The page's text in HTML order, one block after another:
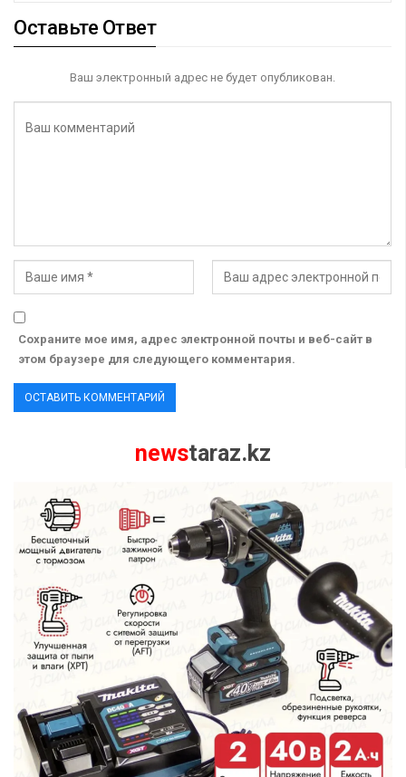
Оставьте Ответ
Ваш электронный адрес не будет опубликован.
Сохраните мое имя, адрес электронной почты и веб-сайт в
этом браузере для следующего комментария.
newstaraz.kz